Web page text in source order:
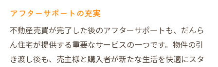
アフターサポートの充実
不動産売買が完了した後のアフターサポートも、だんら
ん住宅が提供する重要なサービスの一つです。物件の引
き渡し後も、売主様と購入者が新たな生活を快適にスタ